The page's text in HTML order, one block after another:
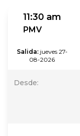
11:30 am
PMV
Salida: jueves 27-
08-2026
Desde: